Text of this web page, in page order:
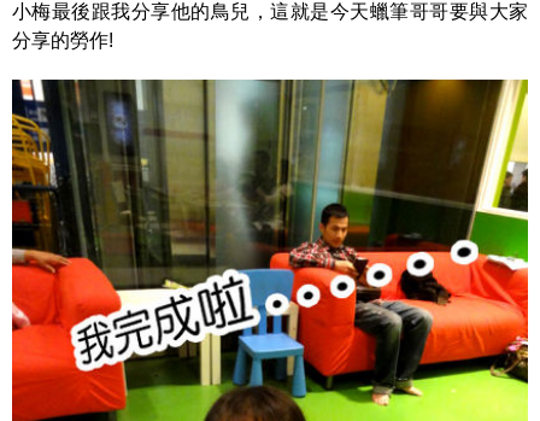
小梅最後跟我分享他的鳥兒，這就是今天蠟筆哥哥要與大家
分享的勞作!